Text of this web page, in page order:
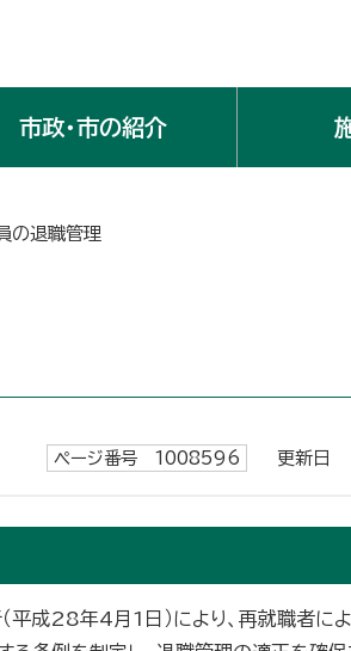
市政・市の紹介
の退職管理
ページ番号 1008596 更新日
成28年4月1日）により、再就職者に